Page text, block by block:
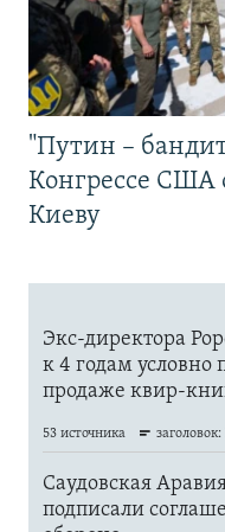
"Путин –
Конгрессе США
Киеву